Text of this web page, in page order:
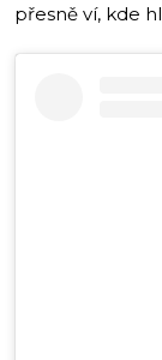
přesně ví, kde